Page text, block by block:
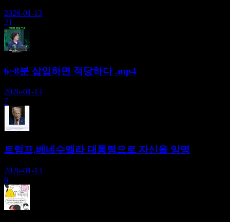
2026-01-13
21
6~8분 삽입하면 적당하다 .mp4
2026-01-13
7
트럼프,베네수엘라 대통령으로 자신을 임명
2026-01-13
6